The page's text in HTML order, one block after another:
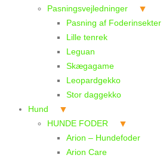
Pasningsvejledninger
Pasning af Foderinsekter
Lille tenrek
Leguan
Skægagame
Leopardgekko
Stor daggekko
Hund
HUNDE FODER
Arion – Hundefoder
Arion Care